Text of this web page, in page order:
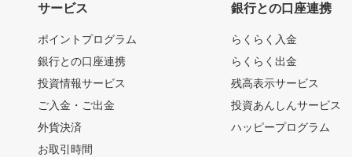
サービス
ポイントプログラム
銀行との口座連携
投資情報サービス
ご入金・ご出金
外貨決済
お取引時間
銀行との口座連携
らくらく入金
らくらく出金
残高表示サービス
投資あんしんサービス
ハッピープログラム